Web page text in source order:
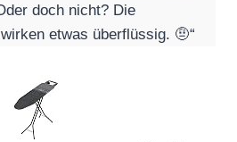
doch nicht? Die
etwas überflüssig. 🤨“